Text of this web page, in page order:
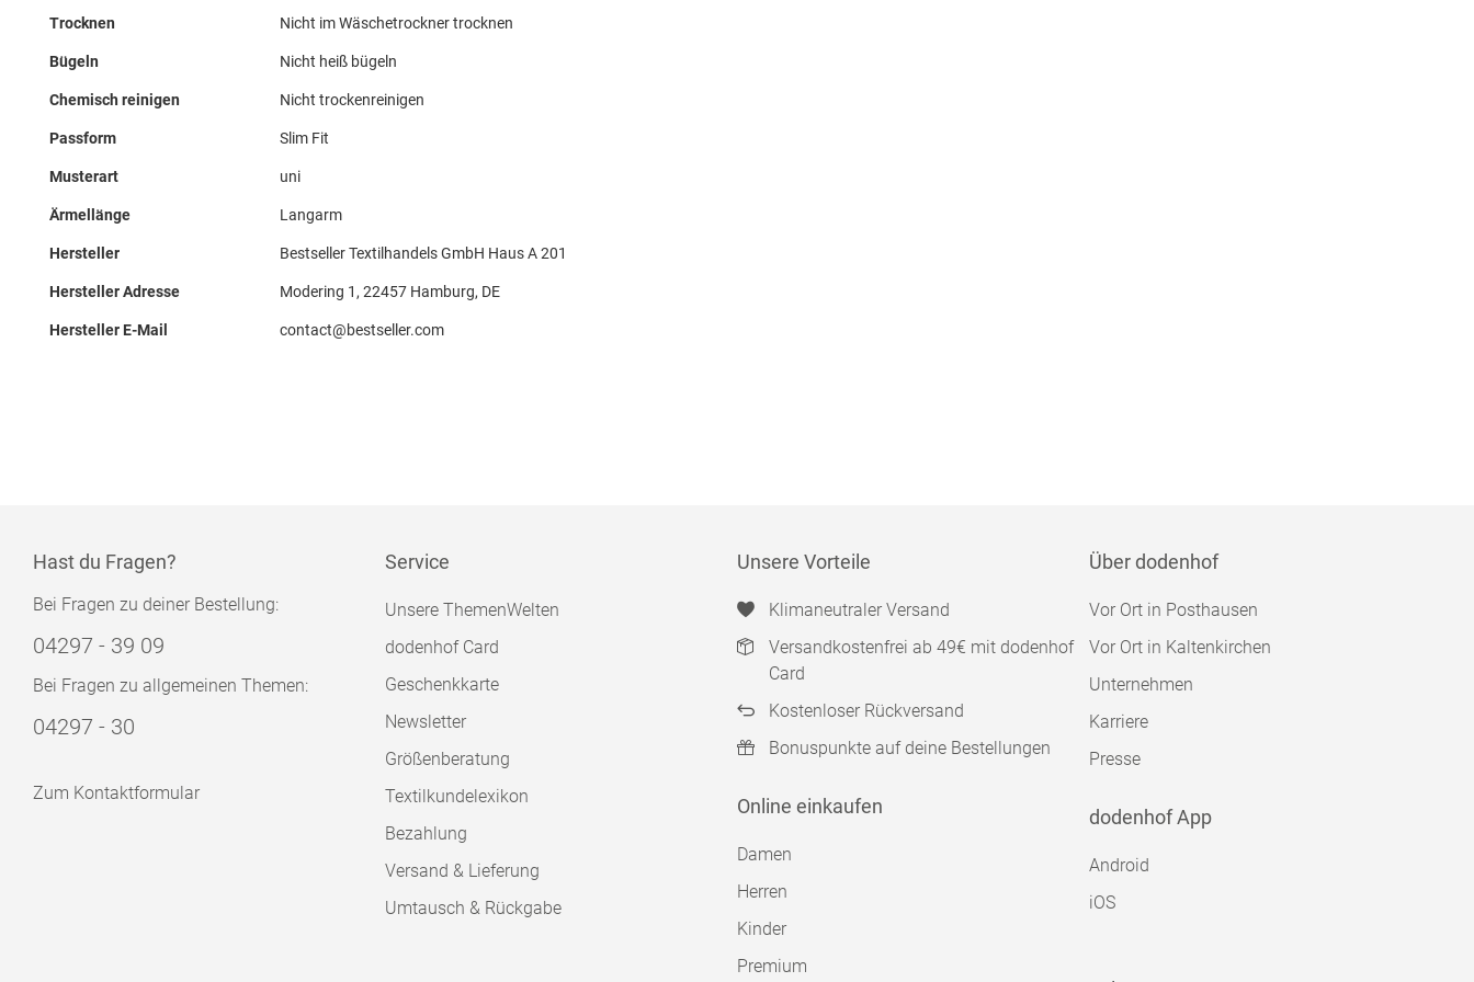
Trocknen Nicht im Wäschetrockner trocknen
Bügeln Nicht heiß bügeln
Chemisch reinigen Nicht trockenreinigen
Passform Slim Fit
Musterart uni
Ärmellänge Langarm
Hersteller Bestseller Textilhandels GmbH Haus A 201
Hersteller Adresse Modering 1, 22457 Hamburg, DE
Hersteller E-Mail contact@bestseller.com
Hast du Fragen?
Bei Fragen zu deiner Bestellung:
04297 - 39 09
Bei Fragen zu allgemeinen Themen:
04297 - 30
Zum Kontaktformular
Service
Unsere ThemenWelten
dodenhof Card
Geschenkkarte
Newsletter
Größenberatung
Textilkundelexikon
Bezahlung
Versand & Lieferung
Umtausch & Rückgabe
Unsere Vorteile
Klimaneutraler Versand
Versandkostenfrei ab 49€ mit dodenhof
Card
Kostenloser Rückversand
Bonuspunkte auf deine Bestellungen
Online einkaufen
Damen
Herren
Kinder
Premium
Über dodenhof
Vor Ort in Posthausen
Vor Ort in Kaltenkirchen
Unternehmen
Karriere
Presse
dodenhof App
Android
iOS